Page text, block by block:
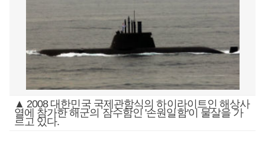
▲ 2008 대한민국 국제관함식의 하이라이트인 해상사
열에 참가한 해군의 잠수함인 '손원일함'이 물살을 가
르고 있다.